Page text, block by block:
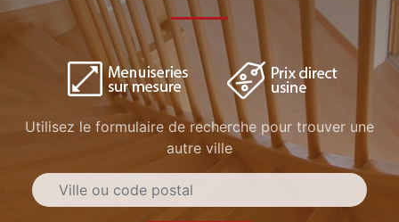
Utilisez le formulaire de recherche pour trouver une
autre ville